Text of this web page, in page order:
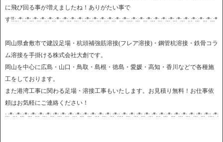
に飛び回る事が増えましたね！ありがたい事で
す
岡山県倉敷市で建設足場・杭頭補強筋溶接(フレア溶接)・鋼管杭溶接・鉄骨コラ
ム溶接を手掛ける株式会社大創です。
岡山を中心に広島・山口・鳥取・島根・徳島・愛媛・高知・香川などで各種施
工をしております。
また港湾工事に関わる足場・溶接工事もいたします。お見積り無料！お仕事依
頼はお気軽にご連絡ください！